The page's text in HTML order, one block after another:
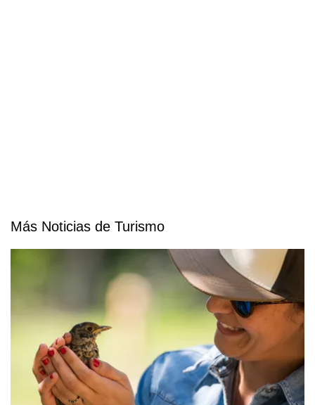
Más Noticias de Turismo